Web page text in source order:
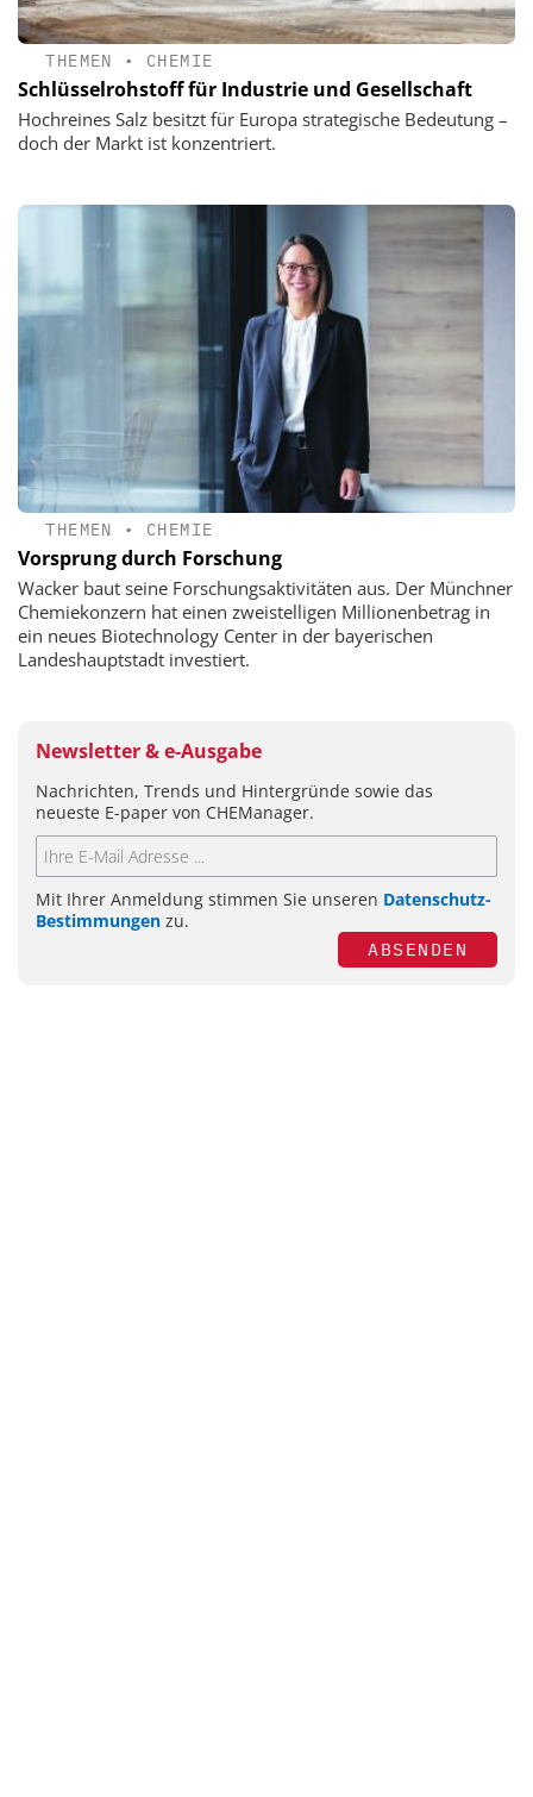
THEMEN • CHEMIE
Schlüsselrohstoff für Industrie und Gesellschaft
Hochreines Salz besitzt für Europa strategische Bedeutung –
doch der Markt ist konzentriert.
THEMEN • CHEMIE
Vorsprung durch Forschung
Wacker baut seine Forschungsaktivitäten aus. Der Münchner
Chemiekonzern hat einen zweistelligen Millionenbetrag in
ein neues Biotechnology Center in der bayerischen
Landeshauptstadt investiert.
Newsletter & e-Ausgabe
Nachrichten, Trends und Hintergründe sowie das
neueste E-paper von CHEManager.
Mit Ihrer Anmeldung stimmen Sie unseren Datenschutz-
Bestimmungen zu.
ABSENDEN